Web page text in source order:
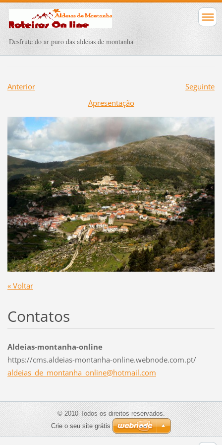
Desfrute do ar puro das aldeias de montanha
Anterior
Seguinte
Apresentação
« Voltar
Contatos
Aldeias-montanha-online
https://cms.aldeias-montanha-online.webnode.com.pt/
aldeias_ de_montanha_online@hotmail.com
© 2010 Todos os direitos reservados.
Crie o seu site grátis